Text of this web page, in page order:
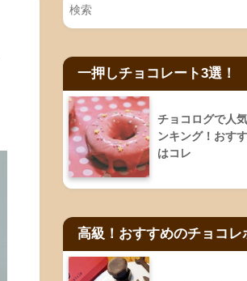
一押しチョコレート3選！
チョコログで人
ンキング！おす
はコレ
高級！おすすめのチョコレ